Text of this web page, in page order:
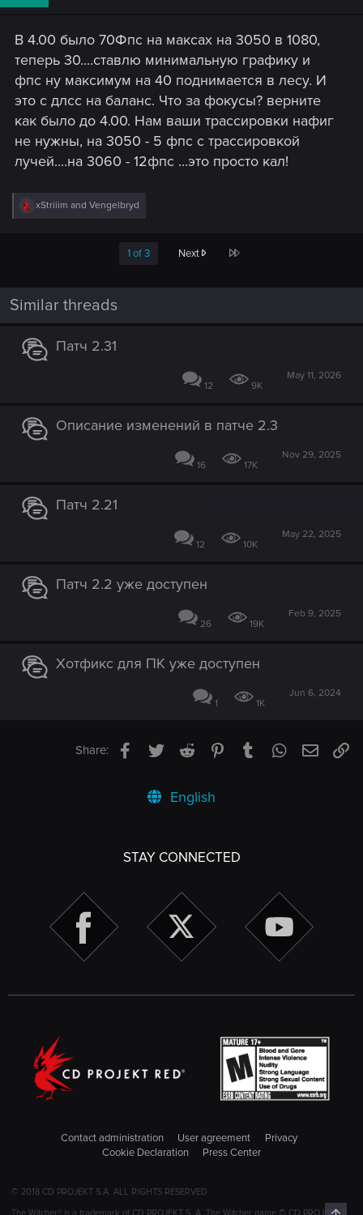
:
В 4.00 было 70Фпс на максах на 3050 в 1080,
теперь 30....ставлю минимальную графику и
фпс ну максимум на 40 поднимается в лесу. И
это с длсс на баланс. Что за фокусы? верните
как было до 4.00. Нам ваши трассировки нафиг
не нужны, на 3050 - 5 фпс с трассировкой
лучей....на 3060 - 12фпс ...это просто кал!
R
e
s
:
xStriiim and Vengelbryd
1 of 3 Next Last
Similar threads
Патч 2.31
12 9K
May 11, 2026
Описание изменений в патче 2.3
16 17K
Nov 29, 2025
Патч 2.21
12 10K
May 22, 2025
Патч 2.2 уже доступен
26 19K
Feb 9, 2025
Хотфикс для ПК уже доступен
1 1K
Jun 6, 2024
Share: Facebook
TwitterReddit PinterestTumblrWhatsApp
Email
English
STAY CONNECTED
Contact administration User agreement
Privacy
Cookie Declaration
Press Center
© 2018 CD PROJEKT S.A. ALL RIGHTS RESERVED